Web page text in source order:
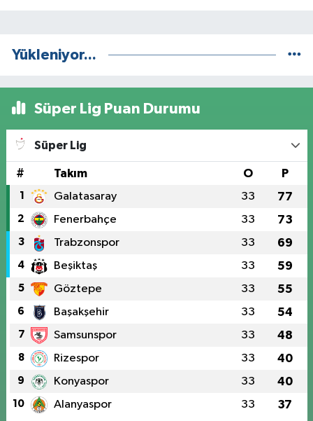
Yükleniyor...
Süper Lig Puan Durumu
Süper Lig
# Takım O P
1 Galatasaray 33 77
2 Fenerbahçe 33 73
3 Trabzonspor 33 69
4 Beşiktaş 33 59
5 Göztepe 33 55
6 Başakşehir 33 54
7 Samsunspor 33 48
8 Rizespor 33 40
9 Konyaspor 33 40
10 Alanyaspor 33 37